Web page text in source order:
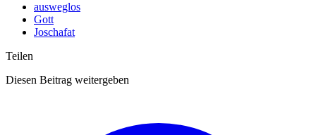
ausweglos
Gott
Joschafat
Teilen
Diesen Beitrag weitergeben